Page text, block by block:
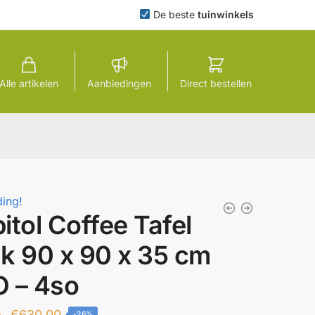
De beste tuinwinkels
Alle artikelen Aanbiedingen Direct bestellen
Coffee Tafel
90 x 90 x 35 cm
– 4so